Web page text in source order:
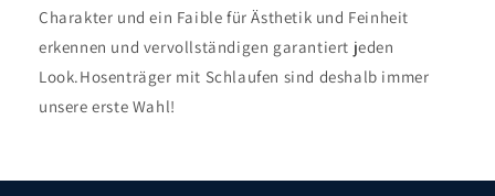
Charakter und ein Faible für Ästhetik und Feinheit
erkennen und vervollständigen garantiert jeden
Look.Hosenträger mit Schlaufen sind deshalb immer
unsere erste Wahl!